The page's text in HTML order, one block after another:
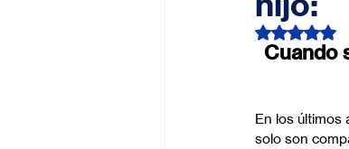
Obtuvo
Cuando
En los últimos
solo son